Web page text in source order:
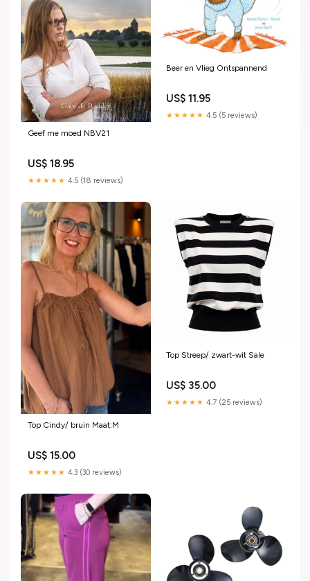
Geef me moed NBV21
US$ 18.95
★★★★★ 4.5 (18 reviews)
Beer en Vlieg Ontspannend
US$ 11.95
★★★★★ 4.5 (5 reviews)
Top Cindy/ bruin Maat:M
US$ 15.00
★★★★★ 4.3 (30 reviews)
Top Streep/ zwart-wit Sale
US$ 35.00
★★★★★ 4.7 (25 reviews)